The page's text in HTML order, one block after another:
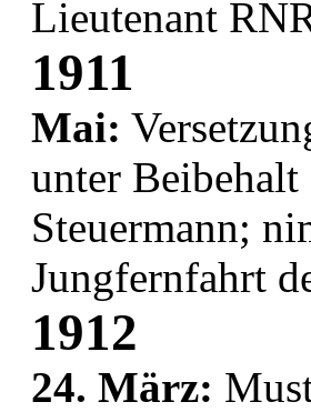
Lieutenant
1911
Mai:
unter Beibehalt
Steuermann;
Jungfernfahrt
1912
24. März: